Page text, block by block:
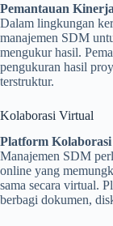
Pemantauan
Dalam lingkungan
manajemen SDM
mengukur hasil.
pengukuran hasil
terstruktur.
Kolaborasi Virtual
Platform Kolaborasi
Manajemen SDM
online yang
sama secara virtual.
berbagi dokumen,